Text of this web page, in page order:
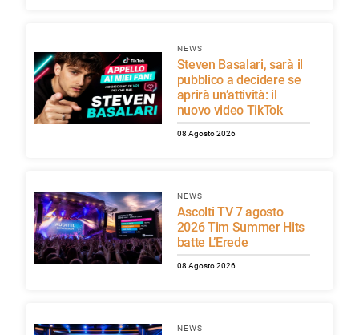
NEWS
Steven Basalari, sarà il
pubblico a decidere se
aprirà un’attività: il
nuovo video TikTok
08 Agosto 2026
NEWS
Ascolti TV 7 agosto
2026 Tim Summer Hits
batte L’Erede
08 Agosto 2026
NEWS